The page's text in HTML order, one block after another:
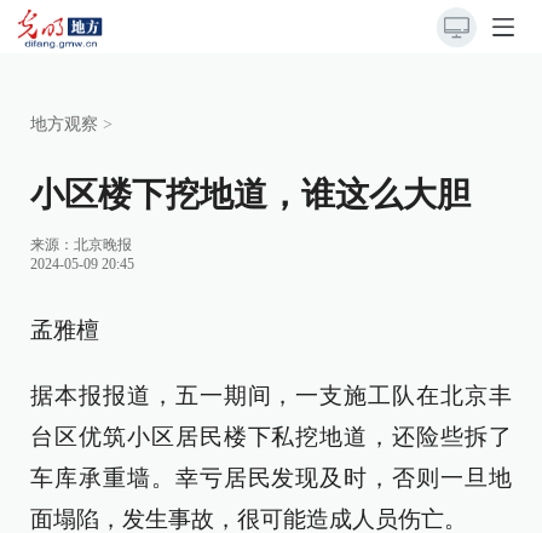
地方观察 >
小区楼下挖地道，谁这么大胆
来源： 北京晚报
2024-05-09 20:45
孟雅檀
据本报报道，五一期间，一支施工队在北京丰
台区优筑小区居民楼下私挖地道，还险些拆了
车库承重墙。幸亏居民发现及时，否则一旦地
面塌陷，发生事故，很可能造成人员伤亡。